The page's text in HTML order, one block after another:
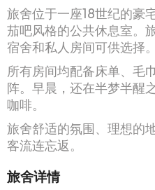
旅舍位于一座18世纪的豪
茄吧风格的公共休息室。
宿舍和私人房间可供选择。
所有房间均配备床单、毛
阵。早晨，还在半梦半醒
咖啡。
旅舍舒适的氛围、理想的
客流连忘返。
旅舍详情